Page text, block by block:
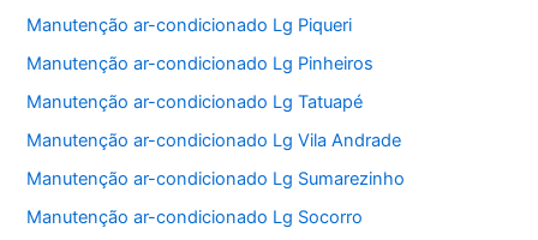
Manutenção ar-condicionado Lg Piqueri
Manutenção ar-condicionado Lg Pinheiros
Manutenção ar-condicionado Lg Tatuapé
Manutenção ar-condicionado Lg Vila Andrade
Manutenção ar-condicionado Lg Sumarezinho
Manutenção ar-condicionado Lg Socorro